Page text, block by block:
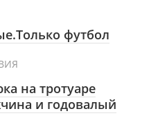
футбол
на тротуаре
и годовалый